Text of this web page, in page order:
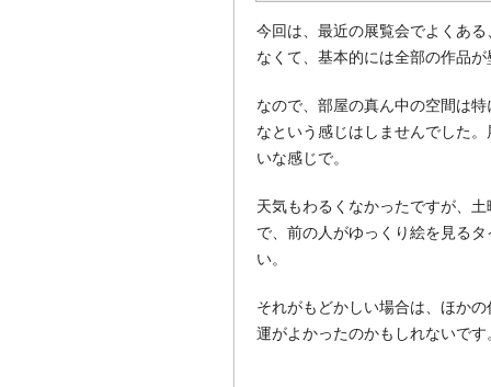
今回は、最近の展覧会でよくあ
なくて、基本的には全部の作品
なので、部屋の真ん中の空間は
なという感じはしませんでした
いな感じで。
天気もわるくなかったですが、
で、前の人がゆっくり絵を見る
い。
それがもどかしい場合は、ほか
運がよかったのかもしれないです